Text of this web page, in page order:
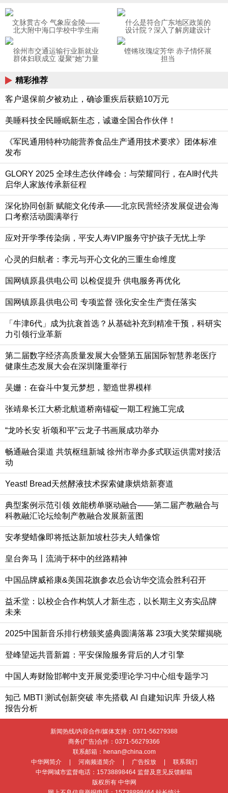
文脉贯古今 气象应金陵——
北大附中海口学校中学生南
什么是符合广东地区政策的
设计院？深入了解房建设计
徐州市交通运输行业新就业
群体妇联成立 凝聚“她”力量
铿锵玫瑰绽芳华 赤子情怀展
担当
精彩推荐
客户退保前夕被劝止，确诊重疾后获赔10万元
美睡科技全民睡眠新生态，诚邀全国合作伙伴！
《军民通用特种功能营养食品生产通用技术要求》团体标准
发布
GLORY 2025 全球生态伙伴峰会：与荣耀同行，在AI时代共
启华人家族传承新征程
深化协同创新 赋能文化传承——北京民营经济发展促进会海
口考察活动圆满举行
应对开学季传染病，平安人寿VIP服务守护孩子无忧上学
心灵的归航者：李元与开心文化的三重生命维度
国网镇原县供电公司 以检促提升 供电服务再优化
国网镇原县供电公司 专项监督 强化安全生产责任落实
「牛津6代」成为抗衰首选？从基础补充到精准干预，科研实
力引领行业革新
第二届数字经济高质量发展大会暨第五届国际智慧养老医疗
健康生态发展大会在深圳隆重举行
吴姗：在奋斗中复元梦想，塑造世界模样
张靖皋长江大桥北航道桥南锚碇一期工程施工完成
“龙吟长安 祈颂和平”云龙子书画展成功举办
畅通融合渠道 共筑枢纽新城 徐州市举办多式联运供需对接活
动
Yeast! Bread天然酵液技术探索健康烘焙新赛道
典型案例示范引领 效能榜单驱动融合——第二届产教融合与
科教融汇论坛绘制产教融合发展新蓝图
安孝燮蜡像即将抵达新加坡杜莎夫人蜡像馆
皇台奔马丨流淌于杯中的丝路精神
中国品牌威裕康&美国花旗参农总会访华交流会胜利召开
益禾堂：以校企合作构筑人才新生态，以长期主义夯实品牌
未来
2025中国新音乐排行榜颁奖盛典圆满落幕 23项大奖荣耀揭晓
登峰望远共晋新篇：平安保险服务背后的人才引擎
中国人寿财险邯郸中支开展党委理论学习中心组专题学习
知己 MBTI 测试创新突破 率先搭载 AI 自建知识库 升级人格
报告分析
新闻热线/内容合作/媒体支持： 0371-56279388
商务(广告)合作： 0371-56279366
联系邮箱：henan@china.com
中华网简介
| 河南频道简介 | 广告投放 |
联系我们
中华网城市监督电话： 15738898464 监督及意见反馈邮箱
版权所有 中华网